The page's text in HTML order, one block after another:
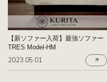
【新ソファー入荷】最強ソファー
TRES Model-HM
2023.05.01